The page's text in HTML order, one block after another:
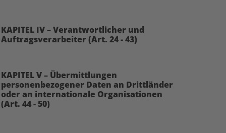
KAPITEL IV – Verantwortlicher und
Auftragsverarbeiter (Art. 24 - 43)
KAPITEL V – Übermittlungen
personenbezogener Daten an Drittländer
oder an internationale Organisationen
(Art. 44 - 50)